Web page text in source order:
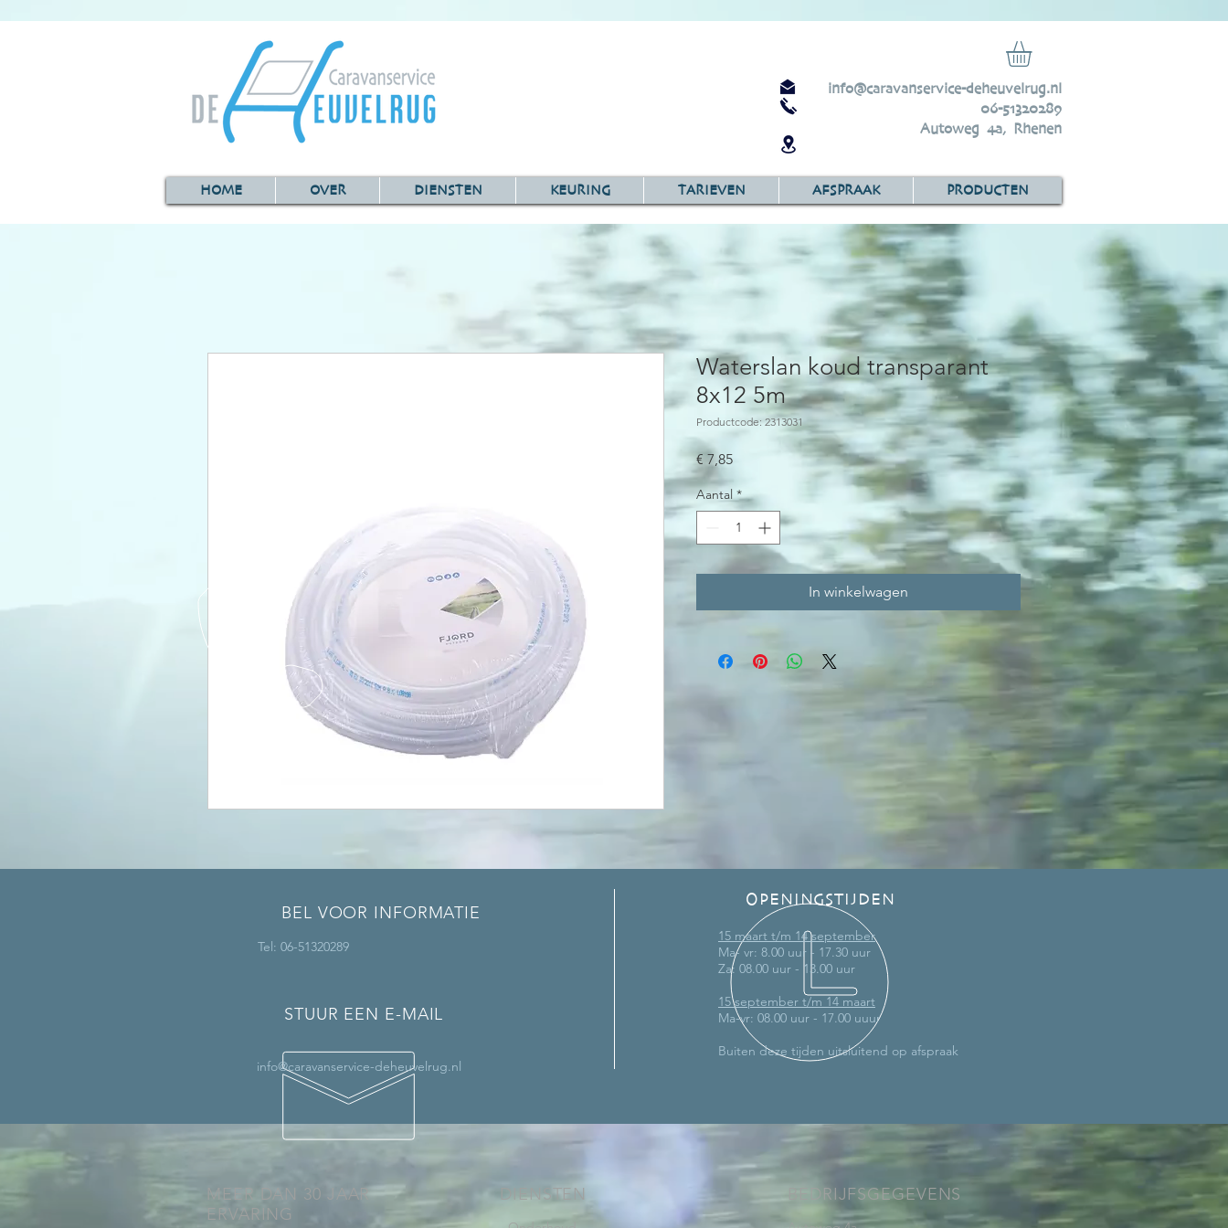
info@caravanservice-deheuvelrug.nl
06-51320289
Autoweg 4a, Rhenen
HOME OVER DIENSTEN KEURING TARIEVEN AFSPRAAK PRODUCTEN
Waterslan koud transparant
8x12 5m
Productcode: 2313031
€ 7,85Prijs
Aantal *
In winkelwagen
BEL VOOR INFORMATIE
Tel: 06-51320289
STUUR EEN E-MAIL
info@caravanservice-deheuvelrug.nl
OPENINGSTIJDEN
15 maart t/m 14 september
Ma- vr: 8.00 uur - 17.30 uur
Za: 08.00 uur - 13.00 uur
15 september t/m 14 maart
Ma-vr: 08.00 uur - 17.00 uuur
Buiten deze tijden uitsluitend op afspraak
MEER DAN 30 JAAR
ERVARING
DIENSTEN BEDRIJFSGEGEVENS